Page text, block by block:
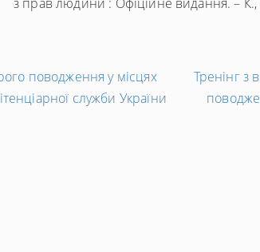
поводження у місцях
служби України
Тренінг з